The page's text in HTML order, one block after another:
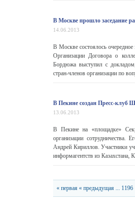
В Москве прошло заседание
14.06.2013
В Москве состоялось
Организации Договора о
Бордюжа выступил с
стран-членов организации по
В Пекине создан Пресс-клуб
13.06.2013
В Пекине на «площадке»
организации сотрудничества.
Андрей Кириллов. Участники
информагентств из Казахстана,
« первая « предыдущая ... 1196